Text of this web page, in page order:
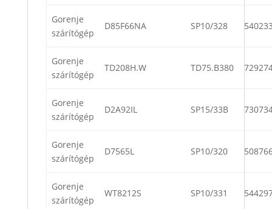
Gorenje
szárítógép
D85F66NA SP10/328
Gorenje
szárítógép
TD208H.W TD75.B380
Gorenje
szárítógép
D2A92IL SP15/33B
Gorenje
szárítógép
D7565L SP10/320
Gorenje
szárítógép
WT8212S SP10/331